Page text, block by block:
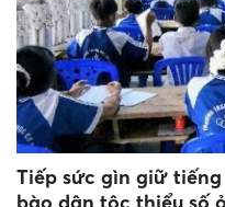
Tiếp sức gìn giữ
bào dân tộc thiểu số